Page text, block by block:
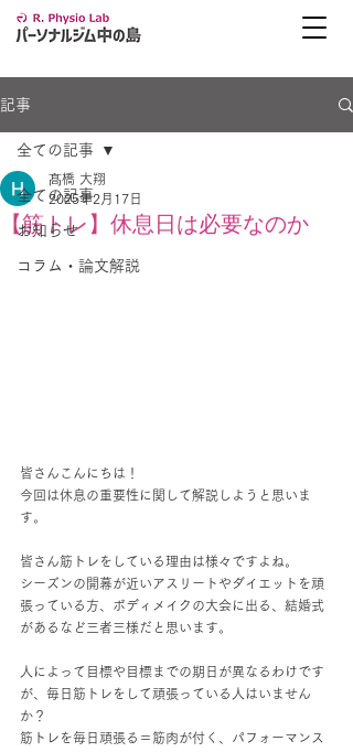
記事
全ての記事
お知らせ
コラム・論文解説
全ての記事
【筋トレ】休息日は必要なのか
髙橋 大翔
2025年2月17日
皆さんこんにちは！
今回は休息の重要性に関して解説しようと思いま
す。
皆さん筋トレをしている理由は様々ですよね。
シーズンの開幕が近いアスリートやダイエットを頑
張っている方、ボディメイクの大会に出る、結婚式
があるなど三者三様だと思います。
人によって目標や目標までの期日が異なるわけです
が、毎日筋トレをして頑張っている人はいません
か？
筋トレを毎日頑張る＝筋肉が付く、パフォーマンス